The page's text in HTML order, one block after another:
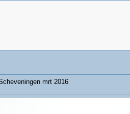
mrt 2016